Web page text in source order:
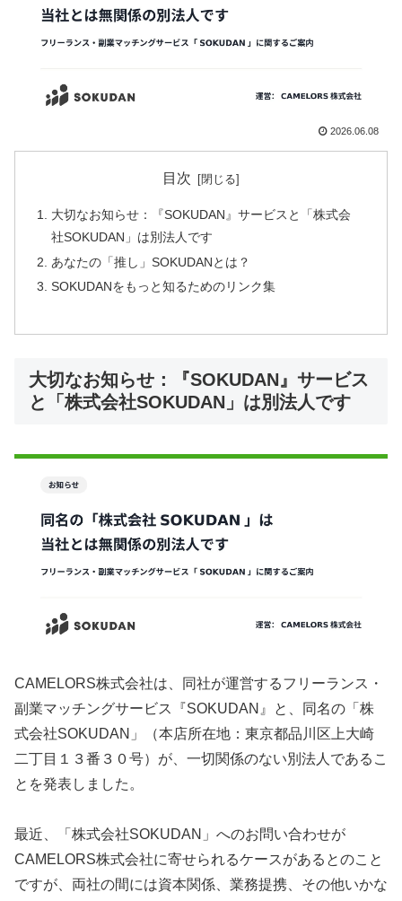
2026.06.08
目次
大切なお知らせ：『SOKUDAN』サービスと「株式会
社SOKUDAN」は別法人です
あなたの「推し」SOKUDANとは？
SOKUDANをもっと知るためのリンク集
大切なお知らせ：『SOKUDAN』サービス
と「株式会社SOKUDAN」は別法人です
CAMELORS株式会社は、同社が運営するフリーランス・
副業マッチングサービス『SOKUDAN』と、同名の「株
式会社SOKUDAN」（本店所在地：東京都品川区上大崎
二丁目１３番３０号）が、一切関係のない別法人であるこ
とを発表しました。
最近、「株式会社SOKUDAN」へのお問い合わせが
CAMELORS株式会社に寄せられるケースがあるとのこと
ですが、両社の間には資本関係、業務提携、その他いかな